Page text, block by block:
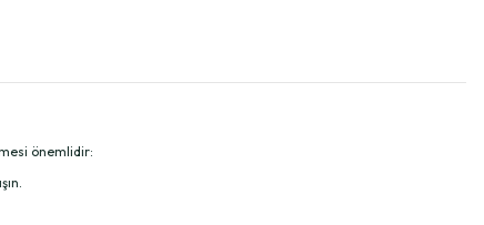
önemlidir: